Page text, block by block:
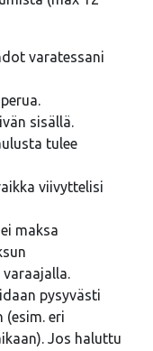
varatessani
sisällä.
tulee
viivyttelisi
maksa
pysyvästi
(esim. eri
Jos haluttu